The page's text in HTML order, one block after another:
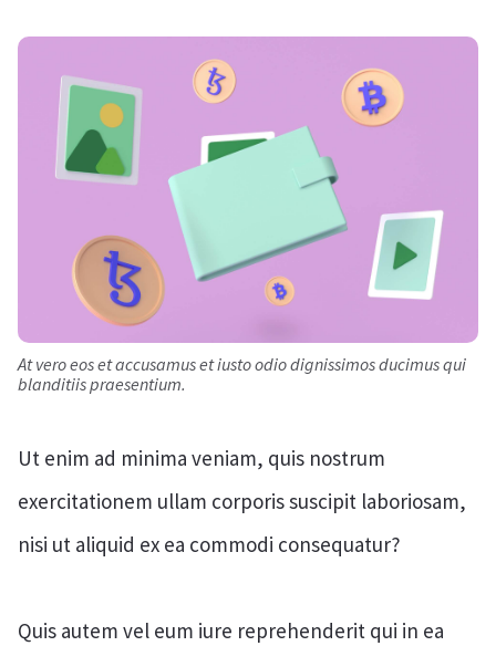
At vero eos et accusamus et iusto odio dignissimos ducimus qui
blanditiis praesentium.
Ut enim ad minima veniam, quis nostrum
exercitationem ullam corporis suscipit laboriosam,
nisi ut aliquid ex ea commodi consequatur?
Quis autem vel eum iure reprehenderit qui in ea